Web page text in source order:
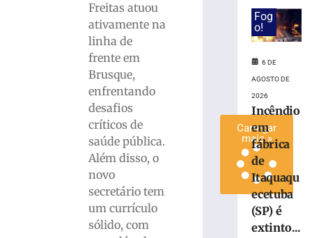
Freitas atuou
ativamente na
linha de
frente em
Brusque,
enfrentando
desafios
críticos de
saúde pública.
Além disso, o
novo
secretário tem
um currículo
sólido, com
Carregar
mais »
Fog
o!
6 DE
AGOSTO DE
2026
Incêndio
em
fábrica
de
Itaquaqu
ecetuba
(SP) é
extinto...